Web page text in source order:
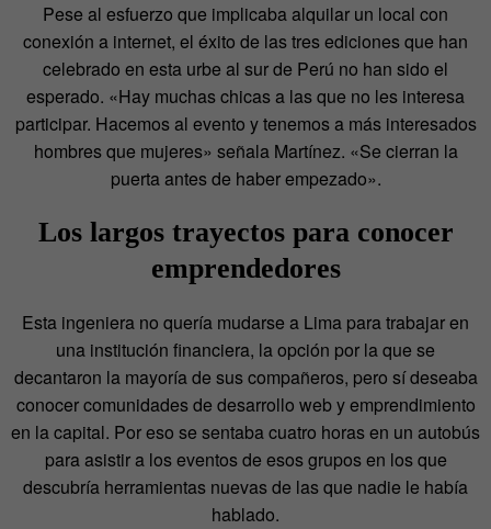
Pese al esfuerzo que implicaba alquilar un local con
conexión a internet, el éxito de las tres ediciones que han
celebrado en esta urbe al sur de Perú no han sido el
esperado. «Hay muchas chicas a las que no les interesa
participar. Hacemos al evento y tenemos a más interesados
hombres que mujeres» señala Martínez. «Se cierran la
puerta antes de haber empezado».
Los largos trayectos para conocer
emprendedores
Esta ingeniera no quería mudarse a Lima para trabajar en
una institución financiera, la opción por la que se
decantaron la mayoría de sus compañeros, pero sí deseaba
conocer comunidades de desarrollo web y emprendimiento
en la capital. Por eso se sentaba cuatro horas en un autobús
para asistir a los eventos de esos grupos en los que
descubría herramientas nuevas de las que nadie le había
hablado.